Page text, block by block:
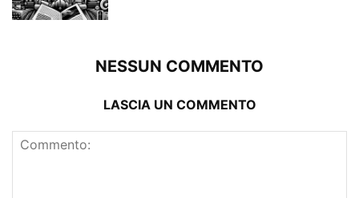
NESSUN COMMENTO
LASCIA UN COMMENTO